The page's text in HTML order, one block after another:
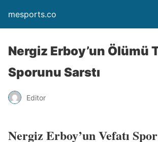
mesports.co
Nergiz Erboy’un Ölümü
Sporunu Sarstı
Editor
Nergiz Erboy’un Vefatı Spor